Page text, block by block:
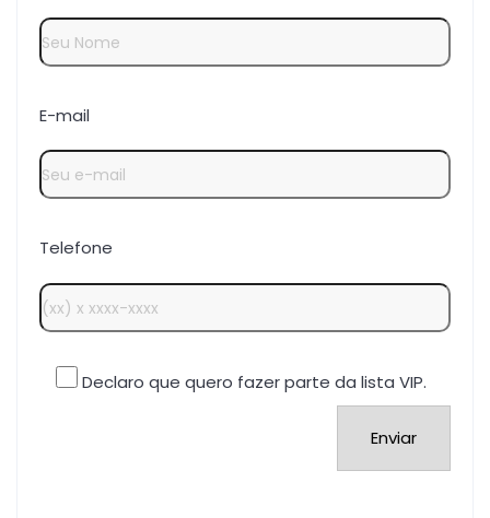
E-mail
Telefone
Declaro que quero fazer parte da lista VIP.